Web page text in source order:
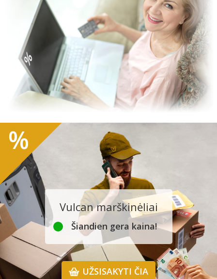
Vulcan marškinėliai
Šiandien gera kaina!
UŽSISAKYTI ČIA
%